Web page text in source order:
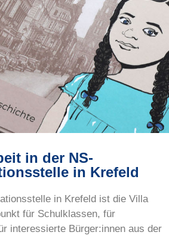
UND DER
Buch für Schulen
in der NS-
in Krefeld
in Krefeld ist die Villa
für Schulklassen, für
interessierte Bürger:innen aus der